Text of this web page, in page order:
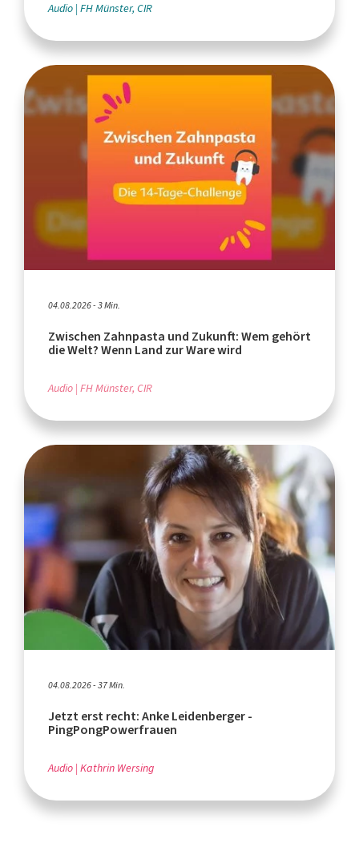
Audio FH Münster, CIR
04.08.2026 - 3 Min.
Zwischen Zahnpasta und Zukunft: Wem gehört
die Welt? Wenn Land zur Ware wird
Audio FH Münster, CIR
04.08.2026 - 37 Min.
Jetzt erst recht: Anke Leidenberger -
PingPongPowerfrauen
Audio Kathrin Wersing